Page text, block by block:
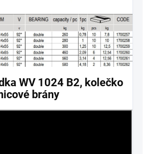
WV 1024 B2, kolečko
brány